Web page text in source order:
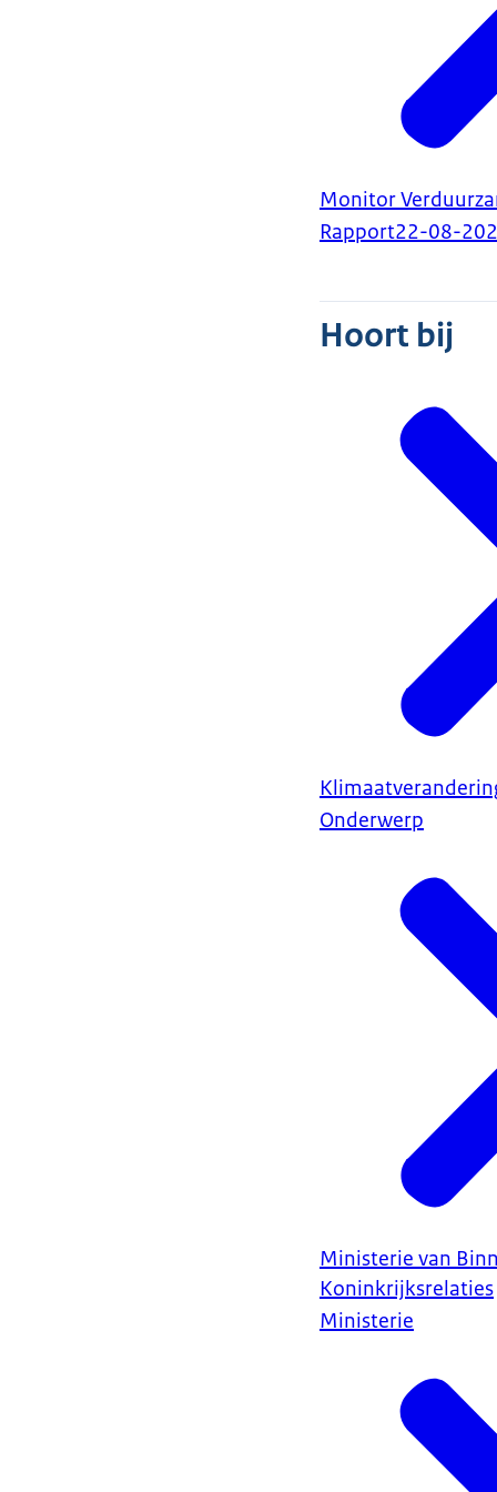
Monitor
Rapport22-08-
Hoort bij
Onderwerp
Ministerie van
Koninkrijksrelaties
Ministerie